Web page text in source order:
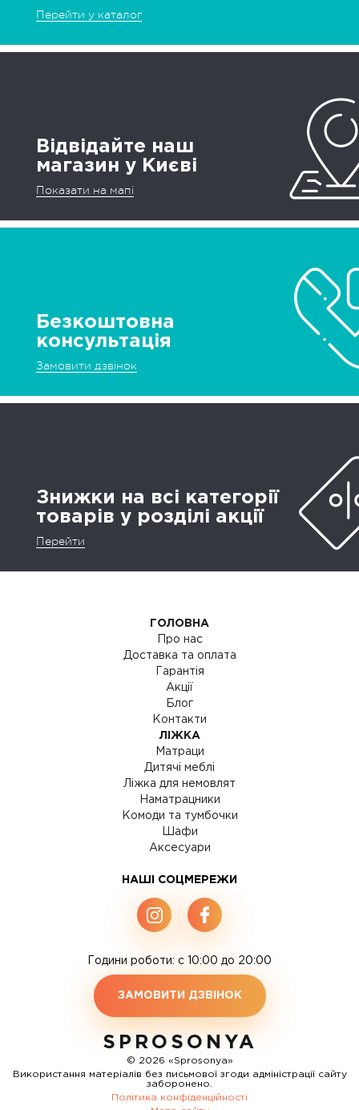
Перейти у каталог
Відвідайте наш
магазин у Києві
Показати на мапі
Безкоштовна
консультація
Замовити дзвінок
Знижки на всі категорії
товарів у розділі акції
Перейти
ГОЛОВНА
Про нас
Доставка та оплата
Гарантія
Акції
Блог
Контакти
ЛІЖКА
Матраци
Дитячі меблі
Ліжка для немовлят
Наматрацники
Комоди та тумбочки
Шафи
Аксесуари
НАШІ СОЦМЕРЕЖИ
Години роботи: c 10:00 до 20:00
ЗАМОВИТИ ДЗВІНОК
SPROSONYA
© 2026 «Sprosonya»
Використання матеріалів без письмової згоди адміністрації сайту
заборонено.
Політика конфіденційності